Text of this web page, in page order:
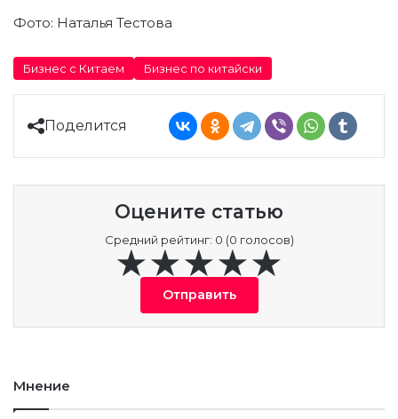
Фото: Наталья Тестова
Бизнес с Китаем Бизнес по китайски
Поделится
Оцените статью
Средний рейтинг: 0 (0 голосов)
Отправить
Мнение